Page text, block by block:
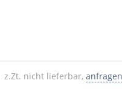
z.Zt. nicht lieferbar, anfragen